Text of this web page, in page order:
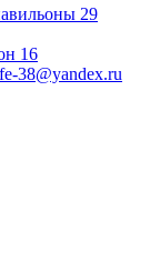
29
16
38@yandex.ru